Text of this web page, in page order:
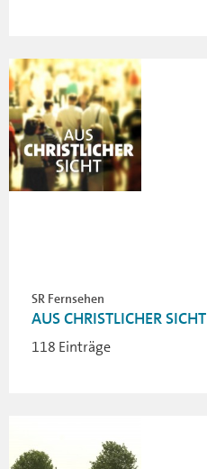
SR Fernsehen
AUS CHRISTLICHER SICHT
118 Einträge